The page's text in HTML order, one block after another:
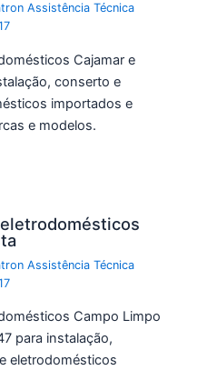
Assistência Técnica
Cajamar e
conserto e
importados e
e modelos.
Assistência Técnica
Campo Limpo
para instalação,
eletrodomésticos